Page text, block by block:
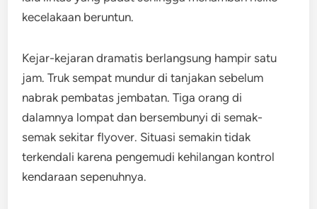
kecelakaan beruntun.
Kejar-kejaran dramatis berlangsung hampir satu
jam. Truk sempat mundur di tanjakan sebelum
nabrak pembatas jembatan. Tiga orang di
dalamnya lompat dan bersembunyi di semak-
semak sekitar flyover. Situasi semakin tidak
terkendali karena pengemudi kehilangan kontrol
kendaraan sepenuhnya.